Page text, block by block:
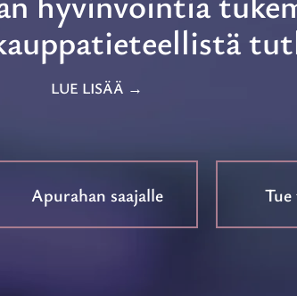
LUE LISÄÄ
Apurahan saajalle